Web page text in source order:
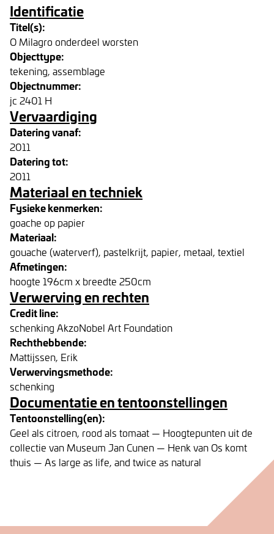
Identificatie
Titel(s):
O Milagro onderdeel worsten
Objecttype:
tekening, assemblage
Objectnummer:
jc 2401 H
Vervaardiging
Datering vanaf:
2011
Datering tot:
2011
Materiaal en techniek
Fysieke kenmerken:
goache op papier
Materiaal:
gouache (waterverf), pastelkrijt, papier, metaal, textiel
Afmetingen:
hoogte 196cm x breedte 250cm
Verwerving en rechten
Credit line:
schenking AkzoNobel Art Foundation
Rechthebbende:
Mattijssen, Erik
Verwervingsmethode:
schenking
Documentatie en tentoonstellingen
Tentoonstelling(en):
Geel als citroen, rood als tomaat — Hoogtepunten uit de
collectie van Museum Jan Cunen — Henk van Os komt
thuis — As large as life, and twice as natural